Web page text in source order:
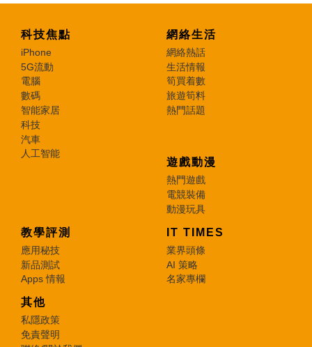
科技焦點
iPhone
5G流動
電腦
數碼
智能家居
科技
汽車
人工智能
網絡生活
網絡熱話
生活情報
筍買着數
旅遊筍料
熱門話題
遊戲動漫
熱門遊戲
電競裝備
動漫玩具
教學評測
應用秘技
新品測試
Apps 情報
IT TIMES
業界頭條
AI 策略
名家專欄
其他
私隱政策
免責聲明